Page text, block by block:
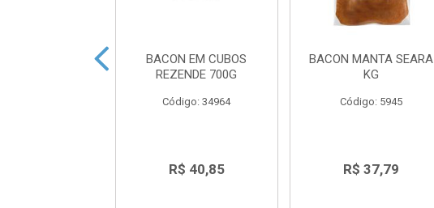
BACON EM CUBOS
REZENDE 700G
Código: 34964
R$ 40,85
BACON MANTA SEARA
KG
Código: 5945
R$ 37,79